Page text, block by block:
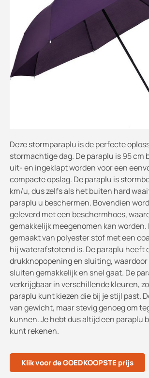
Deze stormparaplu is de perfecte
stormachtige dag. De paraplu is 95 cm
uit- en ingeklapt worden voor een
compacte opslag. De paraplu is
km/u, dus zelfs als het buiten hard
paraplu u beschermen. Bovendien
geleverd met een beschermhoes,
gemakkelijk meegenomen kan worden.
gemaakt van polyester stof met een
hij waterafstotend is. De paraplu heeft
drukknopopening en sluiting,
sluiten gemakkelijk en snel gaat. De
verkrijgbaar in verschillende kleuren,
paraplu kunt kiezen die bij je stijl past.
van gewicht, maar stevig genoeg om
kunnen. Je hebt dus altijd een paraplu
kunt rekenen.
Klik voor de GOEDKOOPSTE prijs